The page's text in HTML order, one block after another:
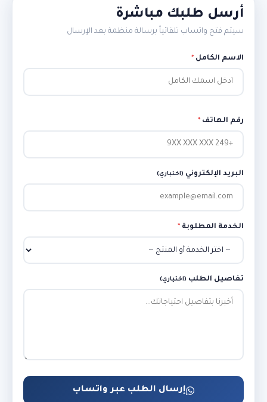
أرسل طلبك مباشرة
سيتم فتح واتساب تلقائياً برسالة منظمة بعد الإرسال
الاسم الكامل *
رقم الهاتف *
البريد الإلكتروني (اختياري)
الخدمة المطلوبة *
تفاصيل الطلب (اختياري)
إرسال الطلب عبر واتساب